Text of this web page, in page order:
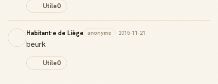
Utile0
Habitant·e de Liège anonyme · 2015-11-21
beurk
Utile0